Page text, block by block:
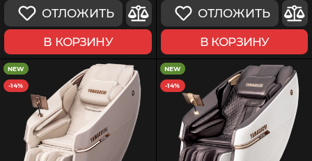
ОТЛОЖИТЬ
В КОРЗИНУ
ОТЛОЖИТЬ
В КОРЗИНУ
NEW
-14%
NEW
-14%